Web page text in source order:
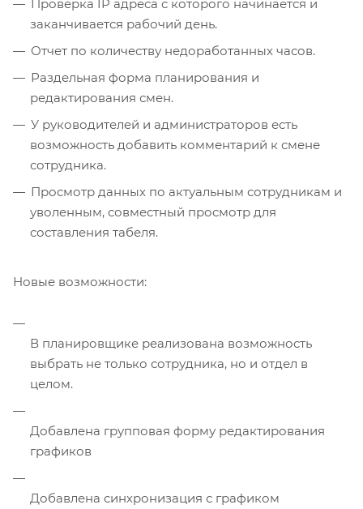
Проверка IP адреса с которого начинается и
заканчивается рабочий день.
Отчет по количеству недоработанных часов.
Раздельная форма планирования и
редактирования смен.
У руководителей и администраторов есть
возможность добавить комментарий к смене
сотрудника.
Просмотр данных по актуальным сотрудникам и
уволенным, совместный просмотр для
составления табеля.
Новые возможности:
В планировщике реализована возможность
выбрать не только сотрудника, но и отдел в
целом.
Добавлена групповая форму редактирования
графиков
Добавлена синхронизация с графиком